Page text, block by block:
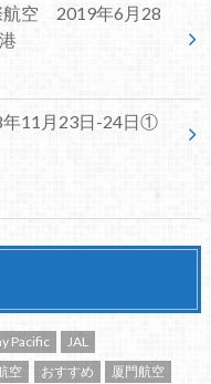
航空 2019年6月28
11月23日-24日①
Pacific
JAL
空 おすすめ 厦門航空